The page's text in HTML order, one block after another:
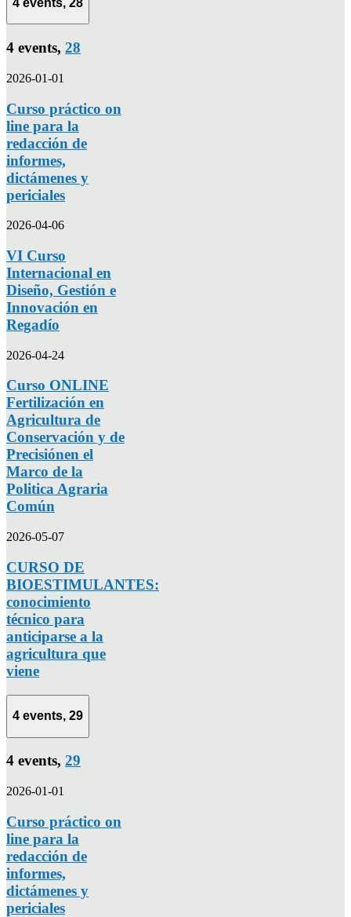
4 events, 28
2026-01-01
Curso práctico on
line para la
redacción de
informes,
dictámenes y
periciales
2026-04-06
VI Curso
Internacional en
Diseño, Gestión e
Innovación en
Regadío
2026-04-24
Curso ONLINE
Fertilización en
Agricultura de
Conservación y de
Precisiónen el
Marco de la
Politica Agraria
Común
2026-05-07
CURSO DE
BIOESTIMULANTES:
conocimiento
técnico para
anticiparse a la
agricultura que
viene
4 events, 29
4 events, 29
2026-01-01
Curso práctico on
line para la
redacción de
informes,
dictámenes y
periciales